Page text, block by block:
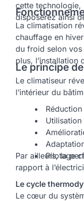
cette technologie,
disposerez ainsi
La climatisation
chauffage en
du froid selon vos
plus, l’installation
Le principe
Le climatiseur
l’intérieur du
Utilisation
Pilotage
Par ailleurs, la
rapport à
Le cycle
Le cœur du